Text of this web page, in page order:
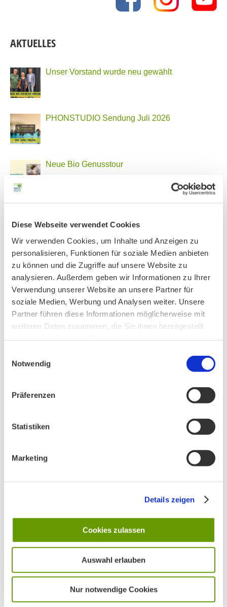
Diese Webseite verwendet Cookies
Wir verwenden Cookies, um Inhalte und Anzeigen zu
personalisieren, Funktionen für soziale Medien anbieten
zu können und die Zugriffe auf unsere Website zu
analysieren. Außerdem geben wir Informationen zu Ihrer
Verwendung unserer Website an unsere Partner für
soziale Medien, Werbung und Analysen weiter. Unsere
Partner führen diese Informationen möglicherweise mit
weiteren Daten zusammen, die Sie ihnen bereitgestellt
Notwendig
Präferenzen
Statistiken
Marketing
Details zeigen
Cookies zulassen
Auswahl erlauben
Nur notwendige Cookies
AKTUELLES
Unser Vorstand wurde neu gewählt
PHONSTUDIO Sendung Juli 2026
Neue Bio Genusstour
2026
PHONSTUDIO Sendung Juni 2026
BN MÜNCHEN AUF SOCIAL MEDIA
AKTIV IN STADT UND LANDKREIS MÜNCHEN: